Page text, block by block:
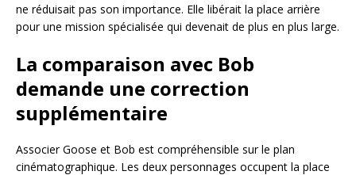
ne réduisait pas son importance. Elle libérait la place arrière
pour une mission spécialisée qui devenait de plus en plus large.
La comparaison avec Bob
demande une correction
supplémentaire
Associer Goose et Bob est compréhensible sur le plan
cinématographique. Les deux personnages occupent la place